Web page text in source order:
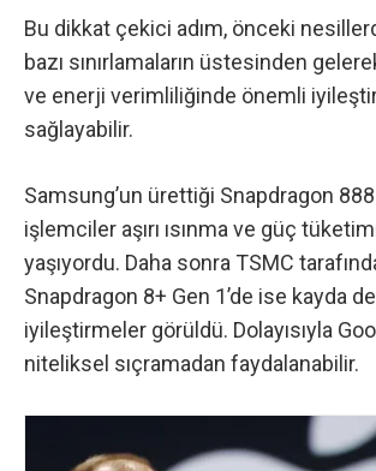
Bu dikkat çekici adım, önceki
bazı sınırlamaların üstesinden
ve enerji verimliliğinde önemli
sağlayabilir.
Samsung’un ürettiği Snapdragon
işlemciler aşırı ısınma ve güç
yaşıyordu. Daha sonra TSMC
Snapdragon 8+ Gen 1’de ise kayda
iyileştirmeler görüldü. Dolayısıyla
niteliksel sıçramadan faydalanabilir.